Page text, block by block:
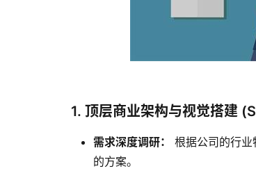
1. 顶层商业架构与视觉搭建
需求深度调研：
根据公司的行
的方案。